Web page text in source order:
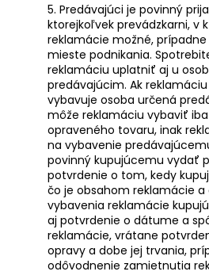
5. Predávajúci je povinný
ktorejkoľvek prevádzkarni, v
reklamácie možné, prípadne
mieste podnikania.
reklamáciu uplatniť aj u
predávajúcim. Ak
vybavuje osoba určená
môže reklamáciu vybaviť
opraveného tovaru, inak
na vybavenie
povinný kupujúcemu vydať
potvrdenie o tom, kedy
čo je obsahom reklamácie a
vybavenia reklamácie
aj potvrdenie o dátume a
reklamácie, vrátane
opravy a dobe jej trvania,
odôvodnenie zamietnutia